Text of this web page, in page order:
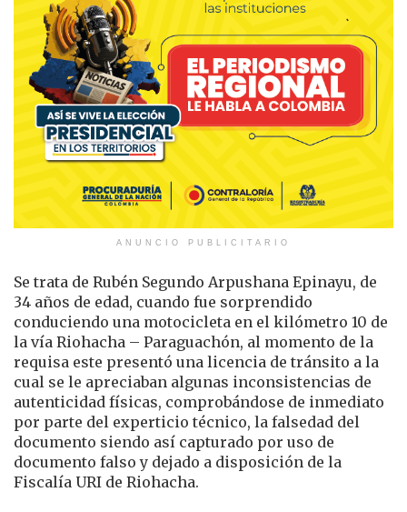
ANUNCIO PUBLICITARIO
Se trata de Rubén Segundo Arpushana Epinayu, de
34 años de edad, cuando fue sorprendido
conduciendo una motocicleta en el kilómetro 10 de
la vía Riohacha – Paraguachón, al momento de la
requisa este presentó una licencia de tránsito a la
cual se le apreciaban algunas inconsistencias de
autenticidad físicas, comprobándose de inmediato
por parte del experticio técnico, la falsedad del
documento siendo así capturado por uso de
documento falso y dejado a disposición de la
Fiscalía URI de Riohacha.